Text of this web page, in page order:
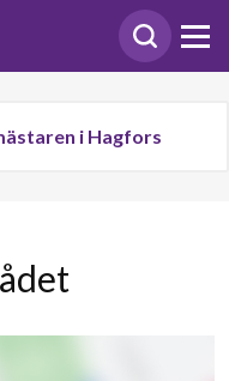
i Hagfors